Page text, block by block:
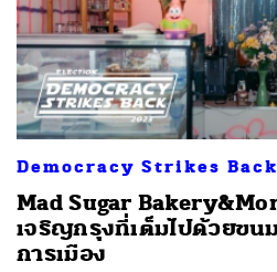
Democracy Strikes Back
Mad Sugar
เจริญกรุงที่เต็มไปด้วยขน
การเมือง
ค้นหา
SHARE TWEET